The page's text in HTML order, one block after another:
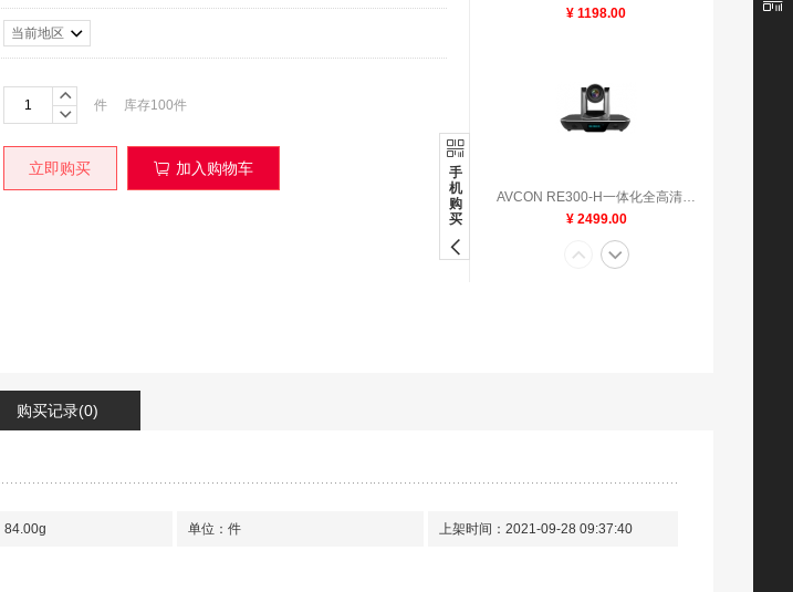
当前地区
件 库存100件
立即购买 加入购物车
手
机
购
买
¥ 1198.00
AVCON RE300-H一体化全高清视频会议终端
¥ 2499.00
购买记录(0)
84.00g 单位：件 上架时间：2021-09-28 09:37:40